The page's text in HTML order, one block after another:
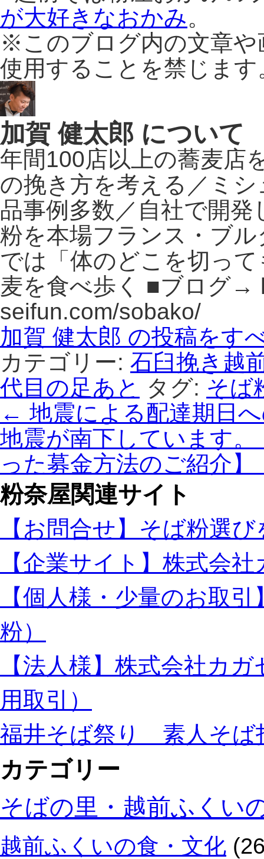
が大好きなおかみ。
※このブログ内の文章や
使用することを禁じます
加賀 健太郎 について
年間100店以上の蕎麦店
の挽き方を考える／ミ
品事例多数／自社で開
粉を本場フランス・ブ
では「体のどこを切っ
麦を食べ歩く ■ブログ→
seifun.com/sobako/
加賀 健太郎 の投稿をす
カテゴリー: 石臼挽き越
代目の足あと タグ: そば
← 地震による配達期日
地震が南下しています
った募金方法のご紹介】
粉奈屋関連サイト
【お問合せ】そば粉選
【企業サイト】株式会
【個人様・少量のお取
粉）
【法人様】株式会社カ
用取引）
福井そば祭り 素人そば
カテゴリー
そばの里・越前ふくい
越前ふくいの食・文化